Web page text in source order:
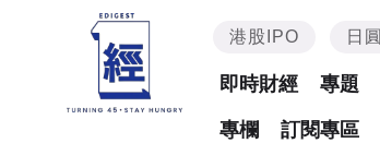
港股IPO 日圓
即時財經 專題
專欄 訂閱專區